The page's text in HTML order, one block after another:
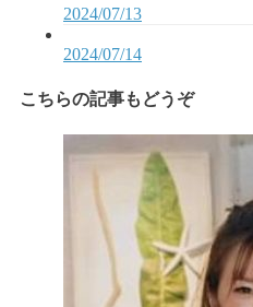
2024/07/13
2024/07/14
こちらの記事もどうぞ